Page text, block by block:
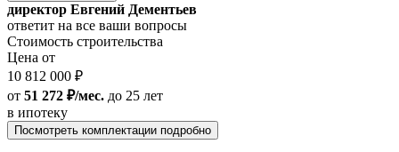
директор Евгений Дементьев
ответит на все ваши вопросы
Стоимость строительства
Цена от
10 812 000 ₽
от 51 272 ₽/мес. до 25 лет
в ипотеку
Посмотреть комплектации подробно